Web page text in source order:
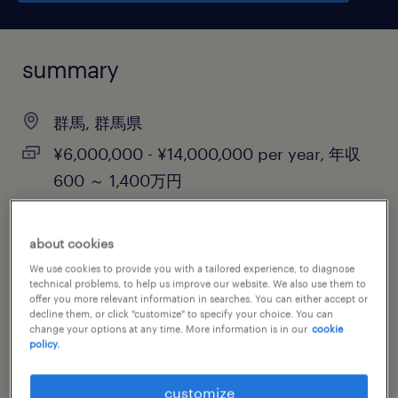
summary
群馬, 群馬県
¥6,000,000 - ¥14,000,000 per year, 年収
600 ～ 1,400万円
job category
manufacturing & production
about cookies
We use cookies to provide you with a tailored experience, to diagnose
technical problems, to help us improve our website. We also use them to
offer you more relevant information in searches. You can either accept or
decline them, or click "customize" to specify your choice. You can
change your options at any time. More information is in our cookie
policy.
customize